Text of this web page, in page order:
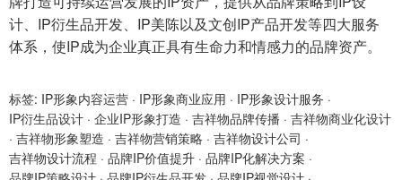
计、IP衍生品开发、IP美陈以及文创IP产品开发等四大服务
体系，使IP成为企业真正具有生命力和情感力的品牌资产。
标签: IP形象内容运营 · IP形象商业应用 · IP形象设计服务 ·
IP衍生品设计 · 企业IP形象打造 · 吉祥物品牌传播 · 吉祥物商业化设计
· 吉祥物形象塑造 · 吉祥物营销策略 · 吉祥物设计公司 ·
吉祥物设计流程 · 品牌IP价值提升 · 品牌IP化解决方案 ·